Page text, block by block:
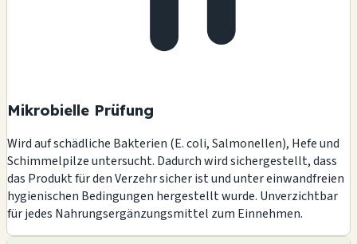
Mikrobielle Prüfung
Wird auf schädliche Bakterien (E. coli, Salmonellen), Hefe und
Schimmelpilze untersucht. Dadurch wird sichergestellt, dass
das Produkt für den Verzehr sicher ist und unter einwandfreien
hygienischen Bedingungen hergestellt wurde. Unverzichtbar
für jedes Nahrungsergänzungsmittel zum Einnehmen.